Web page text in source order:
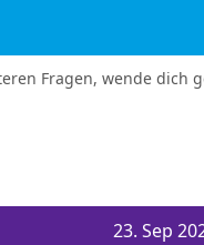
Fragen, wende dich
23. Sep